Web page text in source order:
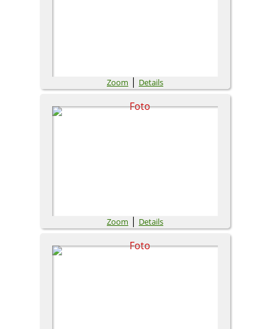
Zoom | Details
Zoom | Details